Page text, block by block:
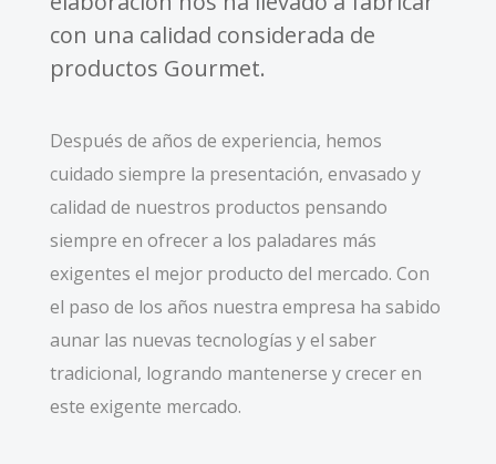
con una calidad considerada de
productos Gourmet.
Después de años de experiencia, hemos
cuidado siempre la presentación, envasado y
calidad de nuestros productos pensando
siempre en ofrecer a los paladares más
exigentes el mejor producto del mercado. Con
el paso de los años nuestra empresa ha sabido
aunar las nuevas tecnologías y el saber
tradicional, logrando mantenerse y crecer en
este exigente mercado.